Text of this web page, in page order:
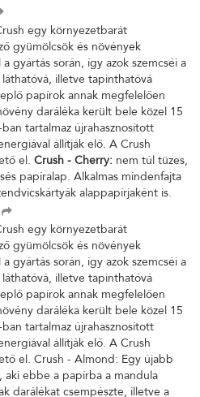
egy környezetbarát
gyümölcsök és növények
gyártás során, így azok szemcséi a
illetve tapinthatóvá
papírok annak megfelelően
daráléka került bele közel 15
tartalmaz újrahasznosított
állítják elő. A Crush
el. Crush - Cherry: nem túl tüzes,
papíralap. Alkalmas mindenfajta
alappapírjaként is.
egy környezetbarát
gyümölcsök és növények
gyártás során, így azok szemcséi a
illetve tapinthatóvá
papírok annak megfelelően
daráléka került bele közel 15
tartalmaz újrahasznosított
állítják elő. A Crush
el. Crush - Almond: Egy újabb
aki ebbe a papírba a mandula
darálékat csempészte, illetve a